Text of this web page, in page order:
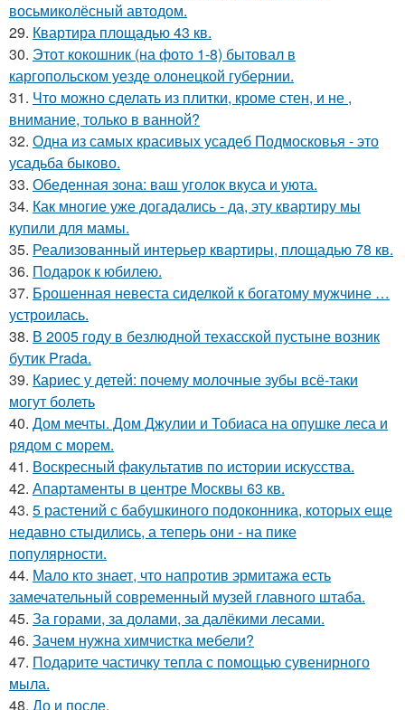
восьмиколёсный автодом.
29. Квартира площадью 43 кв.
30. Этот кокошник (на фото 1-8) бытовал в
каргопольском уезде олонецкой губернии.
31. Что можно сделать из плитки, кроме стен, и не ,
внимание, только в ванной?
32. Одна из самых красивых усадеб Подмосковья - это
усадьба быково.
33. Обеденная зона: ваш уголок вкуса и уюта.
34. Как многие уже догадались - да, эту квартиру мы
купили для мамы.
35. Реализованный интерьер квартиры, площадью 78 кв.
36. Подарок к юбилею.
37. Брошенная невеста сиделкой к богатому мужчине …
устроилась.
38. В 2005 году в безлюдной техасской пустыне возник
бутик Prada.
39. Кариес у детей: почему молочные зубы всё-таки
могут болеть
40. Дом мечты. Дом Джулии и Тобиаса на опушке леса и
рядом с морем.
41. Воскресный факультатив по истории искусства.
42. Апартаменты в центре Москвы 63 кв.
43. 5 растений с бабушкиного подоконника, которых еще
недавно стыдились, а теперь они - на пике
популярности.
44. Мало кто знает, что напротив эрмитажа есть
замечательный современный музей главного штаба.
45. За горами, за долами, за далёкими лесами.
46. Зачем нужна химчистка мебели?
47. Подарите частичку тепла с помощью сувенирного
мыла.
48. До и после.